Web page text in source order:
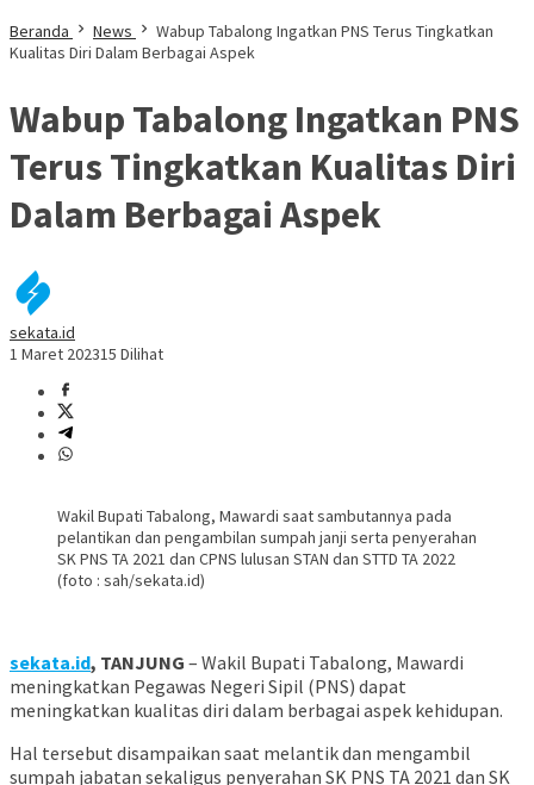
Beranda
News
Wabup Tabalong Ingatkan PNS Terus Tingkatkan
Kualitas Diri Dalam Berbagai Aspek
Wabup Tabalong Ingatkan PNS
Terus Tingkatkan Kualitas Diri
Dalam Berbagai Aspek
sekata.id
1 Maret 202315 Dilihat
Wakil Bupati Tabalong, Mawardi saat sambutannya pada
pelantikan dan pengambilan sumpah janji serta penyerahan
SK PNS TA 2021 dan CPNS lulusan STAN dan STTD TA 2022
(foto : sah/sekata.id)
sekata.id, TANJUNG – Wakil Bupati Tabalong, Mawardi
meningkatkan Pegawas Negeri Sipil (PNS) dapat
meningkatkan kualitas diri dalam berbagai aspek kehidupan.
Hal tersebut disampaikan saat melantik dan mengambil
sumpah jabatan sekaligus penyerahan SK PNS TA 2021 dan SK